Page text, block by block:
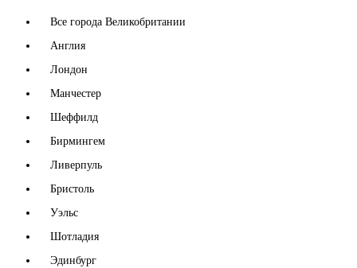
Все города Великобритании
Англия
Лондон
Манчестер
Шеффилд
Бирмингем
Ливерпуль
Бристоль
Уэльс
Шотладия
Эдинбург